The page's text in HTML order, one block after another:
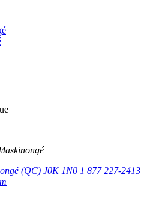
(QC) J0K 1N0 1 877 227-2413